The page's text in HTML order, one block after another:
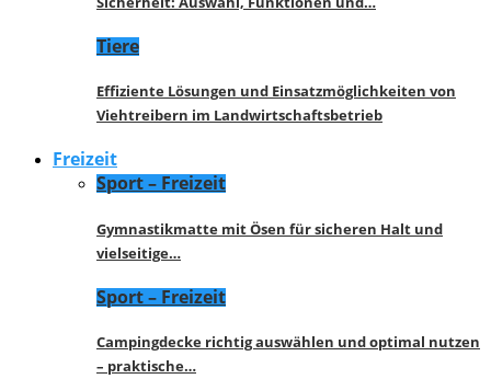
Tiere
Effiziente Lösungen und Einsatzmöglichkeiten von
Viehtreibern im Landwirtschaftsbetrieb
Freizeit
Sport – Freizeit
Gymnastikmatte mit Ösen für sicheren Halt und
vielseitige…
Sport – Freizeit
Campingdecke richtig auswählen und optimal nutzen
– praktische…